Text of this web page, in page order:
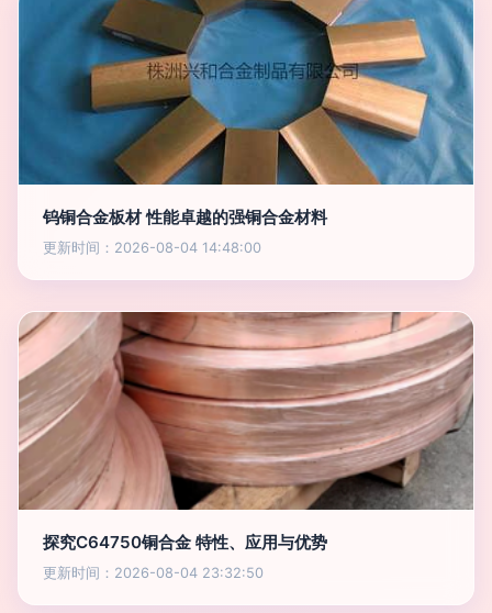
钨铜合金板材 性能卓越的强铜合金材料
更新时间：2026-08-04 14:48:00
探究C64750铜合金 特性、应用与优势
更新时间：2026-08-04 23:32:50